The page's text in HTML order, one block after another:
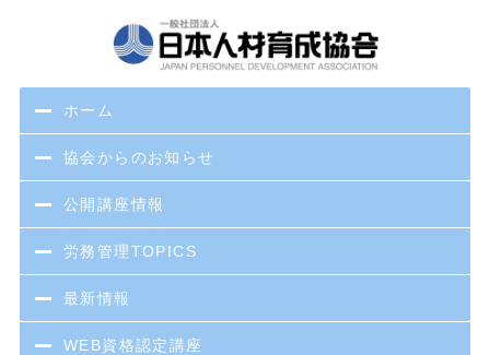
ホーム
協会からのお知らせ
公開講座情報
労務管理TOPICS
最新情報
WEB資格認定講座